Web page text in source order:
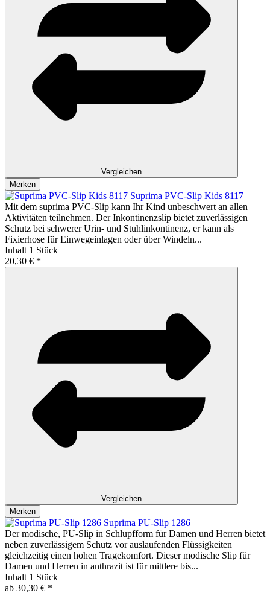
Vergleichen
Merken
Suprima PVC-Slip Kids 8117
Mit dem suprima PVC-Slip kann Ihr Kind unbeschwert an allen
Aktivitäten teilnehmen. Der Inkontinenzslip bietet zuverlässigen
Schutz bei schwerer Urin- und Stuhlinkontinenz, er kann als
Fixierhose für Einwegeinlagen oder über Windeln...
Inhalt 1 Stück
20,30 € *
Vergleichen
Merken
Suprima PU-Slip 1286
Der modische, PU-Slip in Schlupfform für Damen und Herren bietet
neben zuverlässigem Schutz vor auslaufenden Flüssigkeiten
gleichzeitig einen hohen Tragekomfort. Dieser modische Slip für
Damen und Herren in anthrazit ist für mittlere bis...
Inhalt 1 Stück
ab 30,30 € *